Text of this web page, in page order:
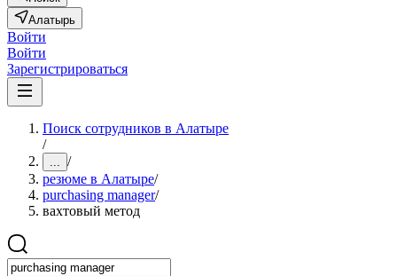
Алатырь
Войти
Войти
Зарегистрироваться
Поиск сотрудников в Алатыре
/
... /
резюме в Алатыре/
purchasing manager/
вахтовый метод